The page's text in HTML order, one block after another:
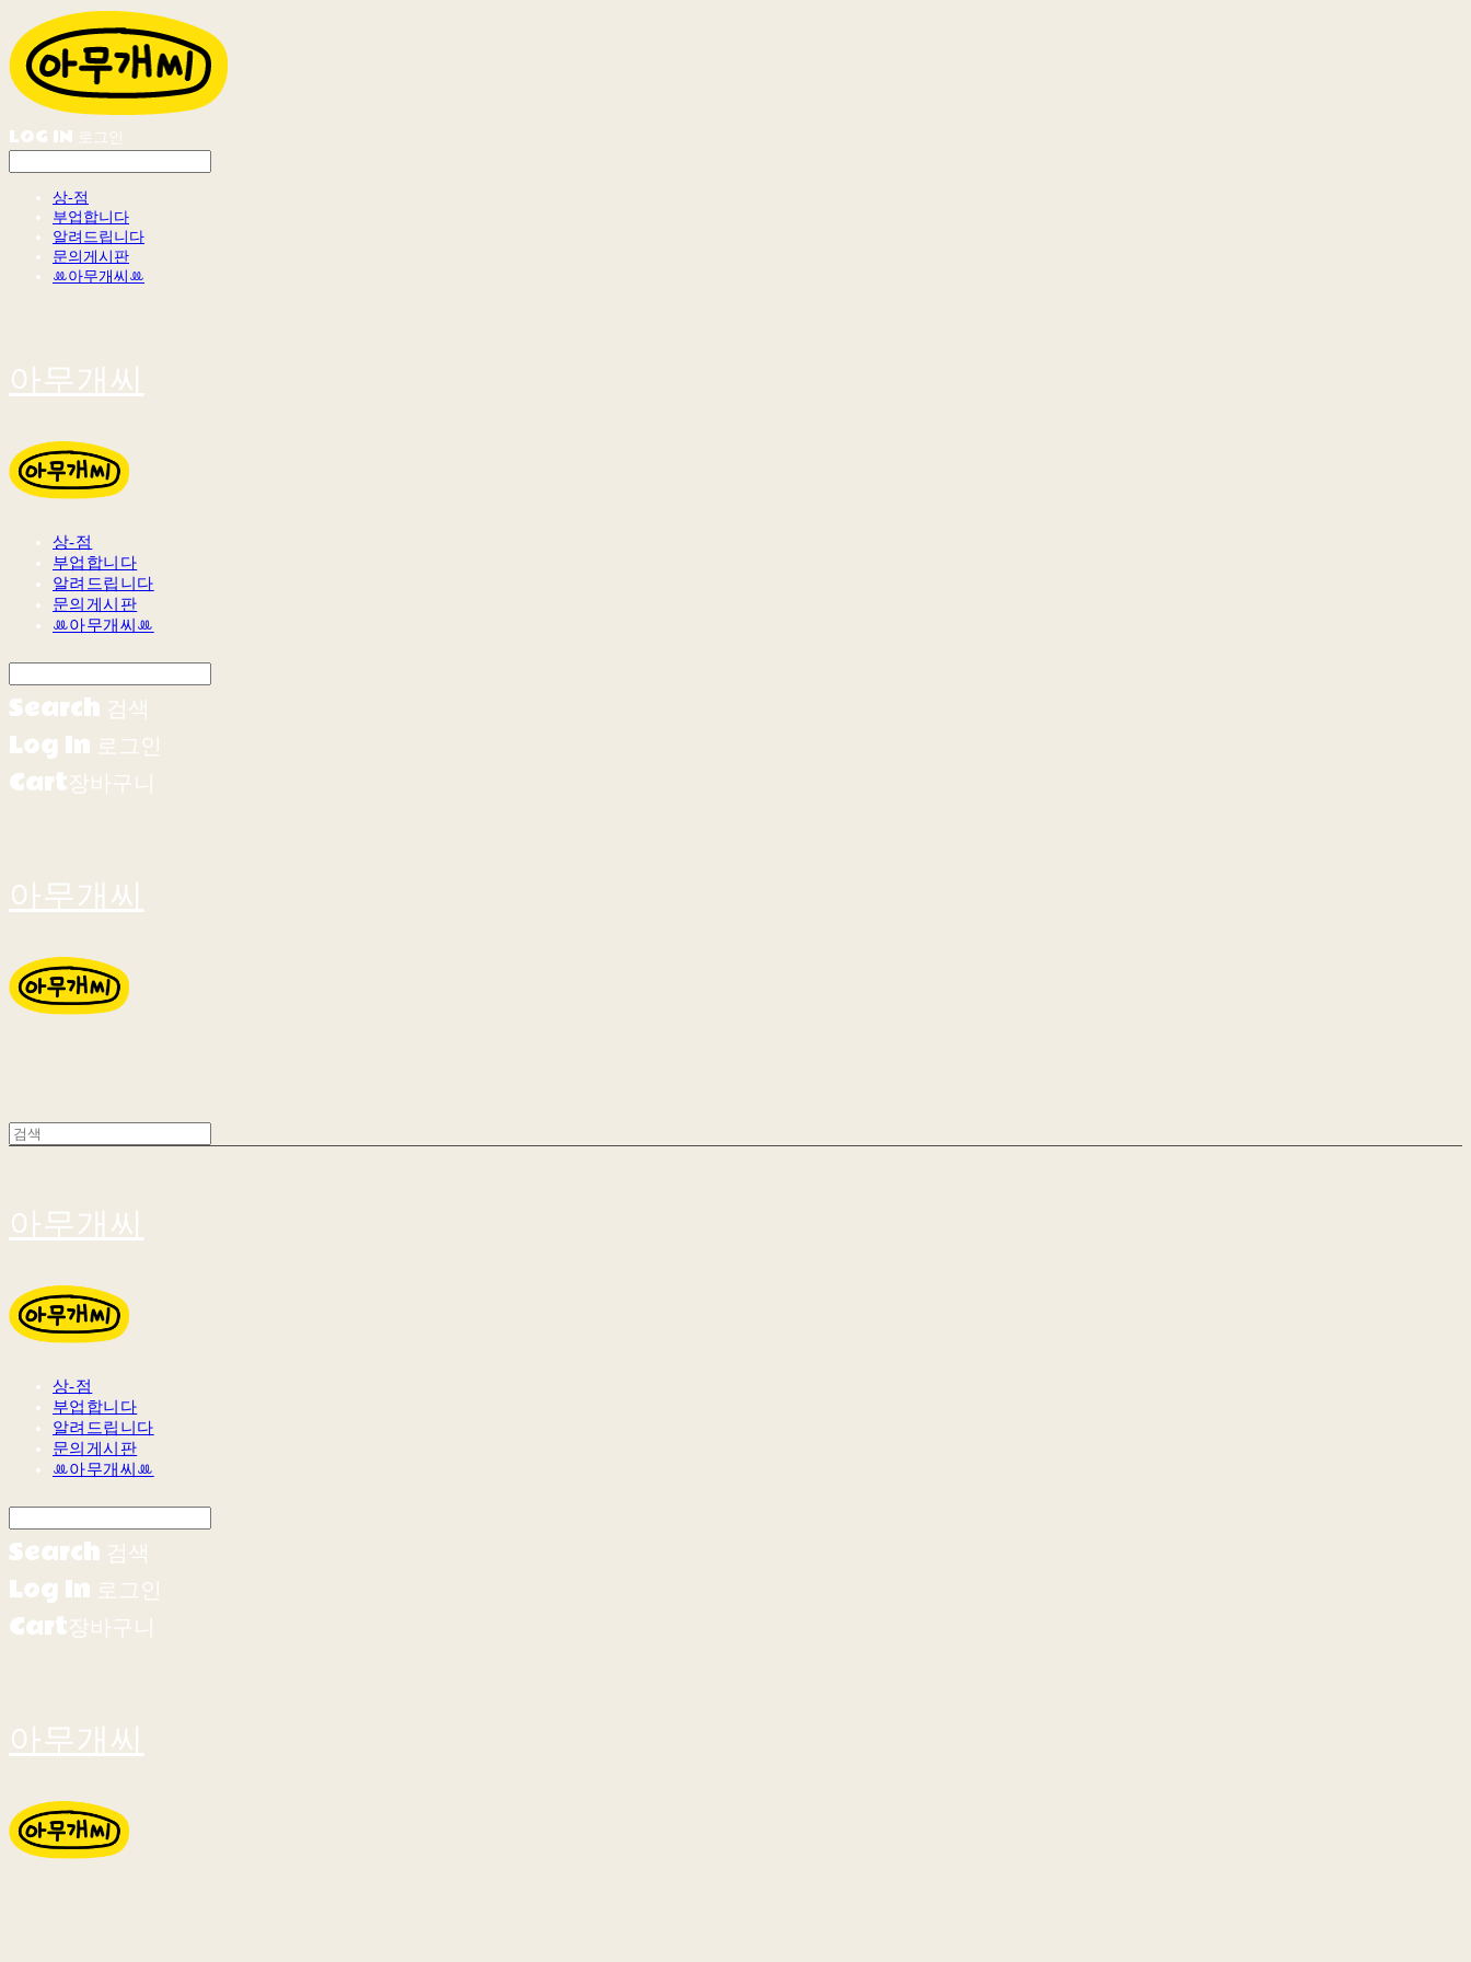
LOG IN 로그인
상-점
부업합니다
알려드립니다
문의게시판
ꔛ아무개씨ꔛ
아무개씨
상-점
부업합니다
알려드립니다
문의게시판
ꔛ아무개씨ꔛ
Search 검색
Log In 로그인
Cart장바구니
아무개씨
아무개씨
상-점
부업합니다
알려드립니다
문의게시판
ꔛ아무개씨ꔛ
Search 검색
Log In 로그인
Cart장바구니
아무개씨